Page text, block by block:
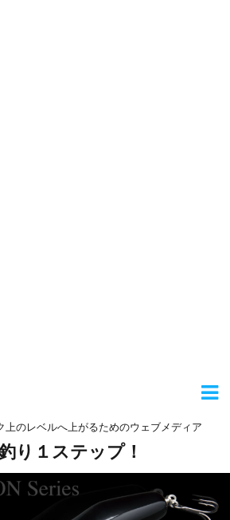
上のレベルへ上がるためのウェブメディア
り１ステップ！